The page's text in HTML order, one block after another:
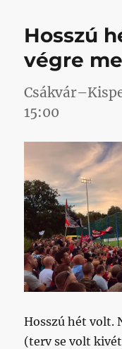
a
cél
célokat
is
című
Hosszú
végre
15:00
Hosszú hét volt.
(terv se volt